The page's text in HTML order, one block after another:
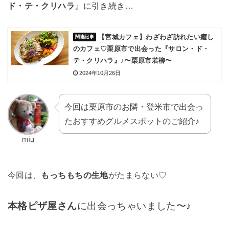
ド・テ・クリハラ 』に引き続き…
【宮城カフェ】わざわざ訪れたい癒し
のカフェ♡栗原市で出会った『サロン・ド・
テ・クリハラ』♪〜栗原市若柳〜
2024年10月26日
今回は栗原市のお隣・登米市で出会っ
たおすすめグルメスポットのご紹介♪
今回は、 もっちもちの生地がたまらない♡
本格ピザ屋さんに出会っちゃいました〜♪